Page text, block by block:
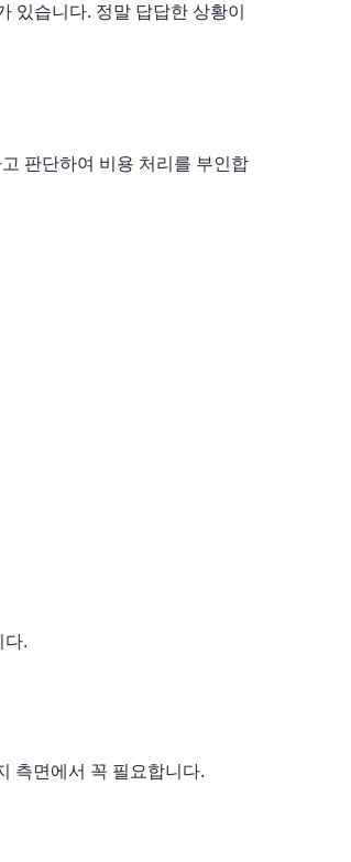
있습니다. 정말 답답한 상황이
판단하여 비용 처리를 부인합
다.
측면에서 꼭 필요합니다.